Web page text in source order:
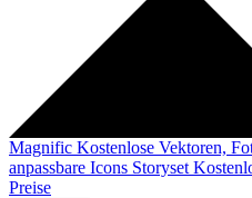
Magnific Kostenlose Vektoren,
anpassbare Icons Storyset
Preise